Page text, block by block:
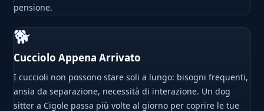
pensione.
🐕
Cucciolo Appena Arrivato
I cuccioli non possono stare soli a lungo: bisogni frequenti,
ansia da separazione, necessità di interazione. Un dog
sitter a Cigole passa più volte al giorno per coprire le tue